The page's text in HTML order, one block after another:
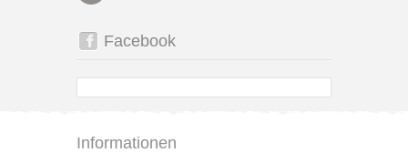
Facebook
Informationen